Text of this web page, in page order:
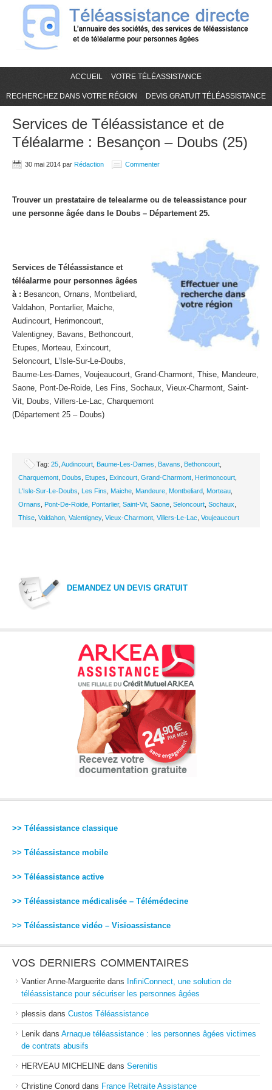
ACCUEIL VOTRE TÉLÉASSISTANCE
RECHERCHEZ DANS VOTRE RÉGION DEVIS GRATUIT TÉLÉASSISTANCE
Services de Téléassistance et de
Téléalarme : Besançon – Doubs (25)
30 mai 2014 par Rédaction Commenter
Trouver un prestataire de telealarme ou de teleassistance pour
une personne âgée dans le Doubs – Département 25.
Services de Téléassistance et
téléalarme pour personnes âgées
à : Besancon, Ornans, Montbeliard,
Valdahon, Pontarlier, Maiche,
Audincourt, Herimoncourt,
Valentigney, Bavans, Bethoncourt,
Etupes, Morteau, Exincourt,
Seloncourt, L’Isle-Sur-Le-Doubs,
Baume-Les-Dames, Voujeaucourt, Grand-Charmont, Thise, Mandeure,
Saone, Pont-De-Roide, Les Fins, Sochaux, Vieux-Charmont, Saint-
Vit, Doubs, Villers-Le-Lac, Charquemont
(Département 25 – Doubs)
Tag: 25 Audincourt Baume-Les-Dames Bavans Bethoncourt
Charquemont Doubs Etupes Exincourt Grand-Charmont Herimoncourt
L'Isle-Sur-Le-Doubs
Les Fins Maiche Mandeure Montbeliard Morteau
Ornans
Pont-De-Roide Pontarlier, Saint-Vit Saone Seloncourt Sochaux
Thise Valdahon Valentigney, Vieux-Charmont Villers-Le-Lac Voujeaucourt
DEMANDEZ UN DEVIS GRATUIT
>> Téléassistance classique
>> Téléassistance mobile
>> Téléassistance active
>> Téléassistance médicalisée – Télémédecine
>> Téléassistance vidéo – Visioassistance
VOS DERNIERS COMMENTAIRES
Vantier Anne-Marguerite dans InfiniConnect, une solution de
téléassistance pour sécuriser les personnes âgées
plessis dans Custos Téléassistance
Lenik dans Arnaque téléassistance : les personnes âgées victimes
de contrats abusifs
HERVEAU MICHELINE dans Serenitis
Christine Conord dans France Retraite Assistance